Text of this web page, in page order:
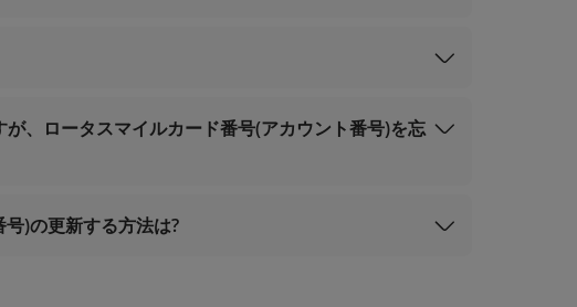
チナ、ゴールド会員）;
交換
、ロータスマイルカード番号(アカウント番号)を忘
)の更新する方法は?